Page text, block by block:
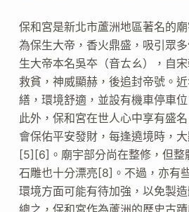
保和宮是新北市蘆洲地區著名的
為保生大帝，香火鼎盛，吸引眾
生大帝本名吳夲（音ㄊㄠ），自
救貧，神威顯赫，後追封帝號。
繕，環境舒適，並設有機車停車
此外，保和宮在世人心中享有盛
會保佑平安發財，每逢遶境時，
[5][6]。廟宇部分尚在整修，但整
石雕也十分漂亮[8]。不過，亦有
環境方面可能有待加強，以免製
總之，保和宮作為蘆洲的歷史古